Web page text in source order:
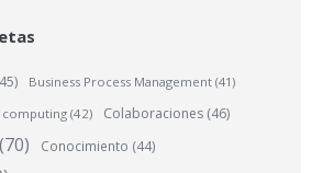
Business Process Management (41)
computing(42) Colaboraciones (46)
(70) Conocimiento (44)